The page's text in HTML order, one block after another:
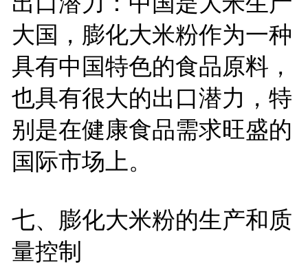
大国，膨化大米粉作为一种
具有中国特色的食品原料，
也具有很大的出口潜力，特
别是在健康食品需求旺盛的
国际市场上。
七、膨化大米粉的生产和质
量控制